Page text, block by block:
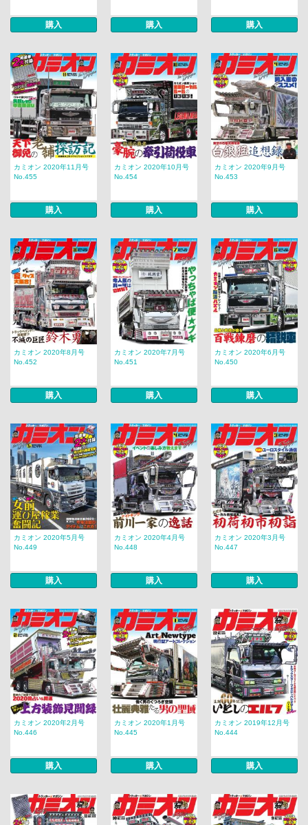
購入 購入 購入
カミオン 2020年11月号
No.455
購入
カミオン 2020年10月号
No.454
購入
カミオン 2020年9月号
No.453
購入
カミオン 2020年8月号
No.452
購入
カミオン 2020年7月号
No.451
購入
カミオン 2020年6月号
No.450
購入
カミオン 2020年5月号
No.449
購入
カミオン 2020年4月号
No.448
購入
カミオン 2020年3月号
No.447
購入
カミオン 2020年2月号
No.446
購入
カミオン 2020年1月号
No.445
購入
カミオン 2019年12月号
No.444
購入